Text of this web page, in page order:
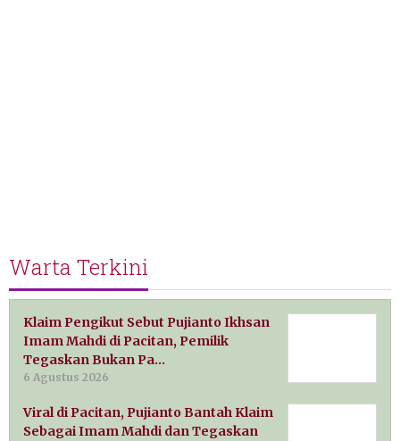
Warta Terkini
Klaim Pengikut Sebut Pujianto Ikhsan
Imam Mahdi di Pacitan, Pemilik
Tegaskan Bukan Pa…
6 Agustus 2026
Viral di Pacitan, Pujianto Bantah Klaim
Sebagai Imam Mahdi dan Tegaskan